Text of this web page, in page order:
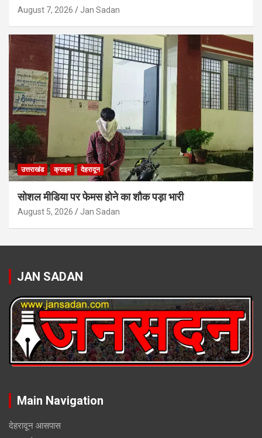
August 7, 2026 Jan Sadan
उत्तराखंड क्राइम देहरादून
सोशल मीडिया पर फेमस होने का शौक पड़ा भारी
August 5, 2026 Jan Sadan
JAN SADAN
Main Navigation
देहरादून आसपास